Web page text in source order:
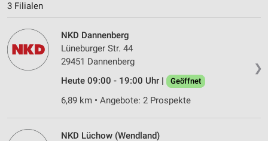
3 Filialen
❯
NKD Dannenberg
Lüneburger Str. 44
29451 Dannenberg
Heute 09:00 - 19:00 Uhr |
Geöffnet
6,89 km • Angebote: 2 Prospekte
NKD Lüchow (Wendland)
Inhalten
IAB-Besonderheiten:
Verwendung genauer Standortdaten
Geräte anhand von aktiv angeforderten
Informationen identifizieren
Notwendig